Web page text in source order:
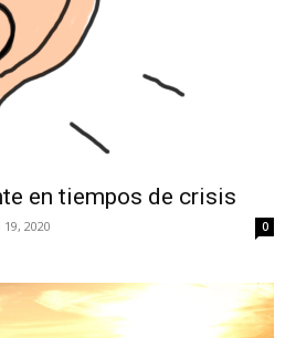
en tiempos de crisis
2020 0